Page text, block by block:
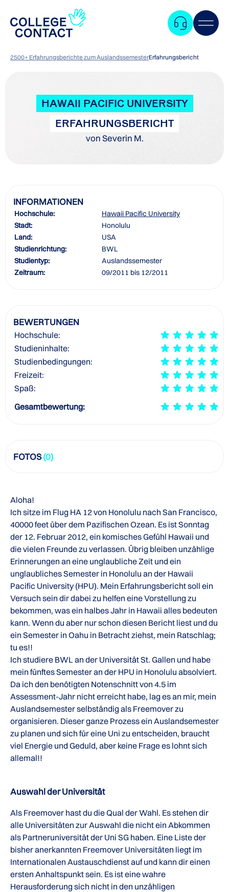
2500+ Erfahrungsberichte zum AuslandssemesterErfahrungsbericht
HAWAII PACIFIC UNIVERSITY
ERFAHRUNGSBERICHT
von Severin M.
INFORMATIONEN
Hochschule:
Hawaii Pacific University
Stadt:
Honolulu
Land:
USA
Studienrichtung:
BWL
Studientyp:
Auslandssemester
Zeitraum:
09/2011 bis 12/2011
BEWERTUNGEN
Hochschule:
Studieninhalte:
Studienbedingungen:
Freizeit:
Spaß:
Gesamtbewertung:
FOTOS(0)
Aloha!
Ich sitze im Flug HA 12 von Honolulu nach San Francisco,
40000 feet über dem Pazifischen Ozean. Es ist Sonntag
der 12. Februar 2012, ein komisches Gefühl Hawaii und
die vielen Freunde zu verlassen. Übrig bleiben unzählige
Erinnerungen an eine unglaubliche Zeit und ein
unglaubliches Semester in Honolulu an der Hawaii
Pacific University (HPU). Mein Erfahrungsbericht soll ein
Versuch sein dir dabei zu helfen eine Vorstellung zu
bekommen, was ein halbes Jahr in Hawaii alles bedeuten
kann. Wenn du aber nur schon diesen Bericht liest und du
ein Semester in Oahu in Betracht ziehst, mein Ratschlag;
tu es!!
Ich studiere BWL an der Universität St. Gallen und habe
mein fünftes Semester an der HPU in Honolulu absolviert.
Da ich den benötigten Notenschnitt von 4.5 im
Assessment-Jahr nicht erreicht habe, lag es an mir, mein
Auslandsemester selbständig als Freemover zu
organisieren. Dieser ganze Prozess ein Auslandsemester
zu planen und sich für eine Uni zu entscheiden, braucht
viel Energie und Geduld, aber keine Frage es lohnt sich
allemal!!
Auswahl der Universität
Als Freemover hast du die Qual der Wahl. Es stehen dir
alle Universitäten zur Auswahl die nicht ein Abkommen
als Partneruniversität der Uni SG haben. Eine Liste der
bisher anerkannten Freemover Universitäten liegt im
Internationalen Austauschdienst auf und kann dir einen
ersten Anhaltspunkt sein. Es ist eine wahre
Herausforderung sich nicht in den unzähligen